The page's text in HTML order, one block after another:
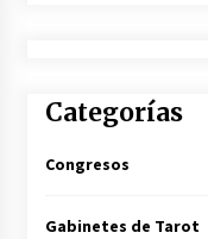
Categorías
Congresos
Gabinetes de Tarot